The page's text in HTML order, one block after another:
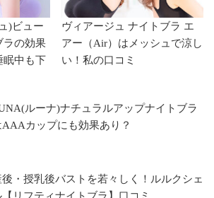
)ビュー
ラの効果
眠中も下
ヴィアージュ ナイトブラ エ
アー（Air）はメッシュで涼し
い！私の口コミ
ルーナ)ナチュラルアップナイトブラ
AAAカップにも効果あり？
後・授乳後バストを若々しく！ルルクシェ